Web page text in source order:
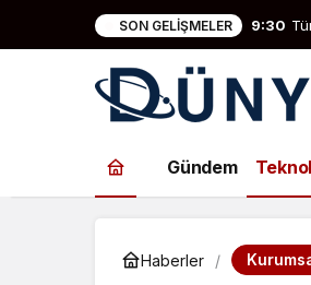
SON GELIŞMELER 9:30
Gündem
Haberler